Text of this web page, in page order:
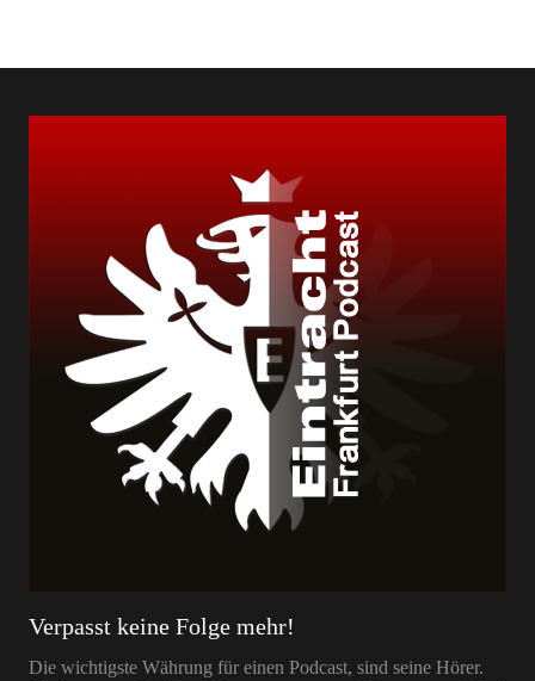
Verpasst keine Folge mehr!
Die wichtigste Währung für einen Podcast, sind seine Hörer.